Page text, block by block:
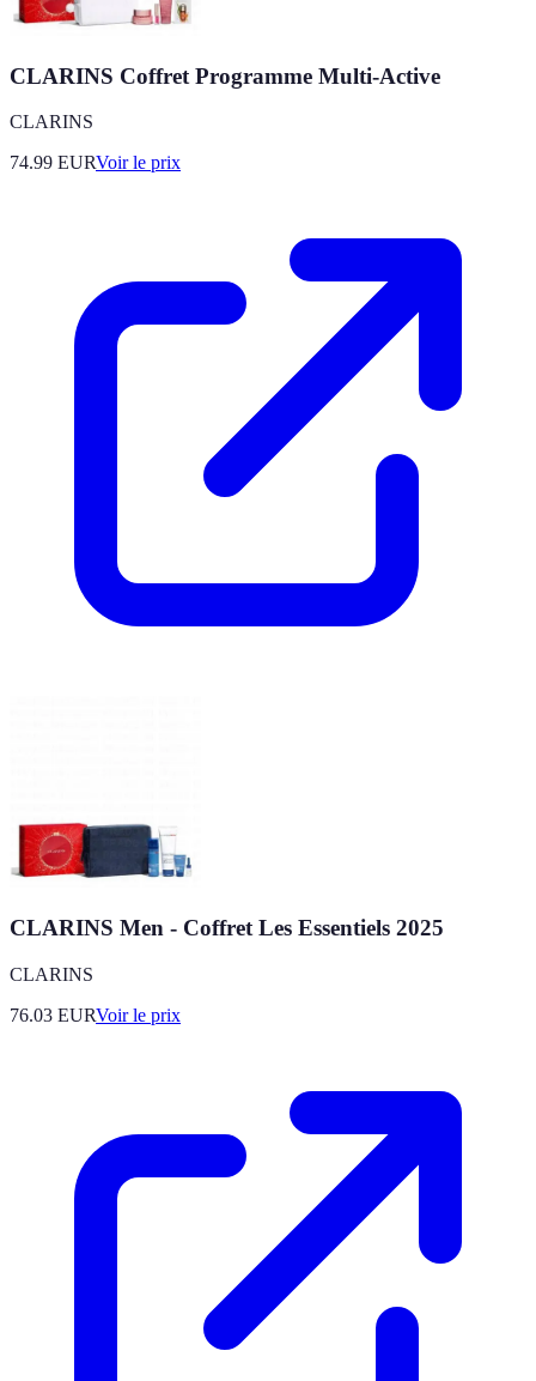
CLARINS Coffret Programme Multi-Active
CLARINS
74.99 EURVoir le prix
CLARINS Men - Coffret Les Essentiels 2025
CLARINS
76.03 EURVoir le prix